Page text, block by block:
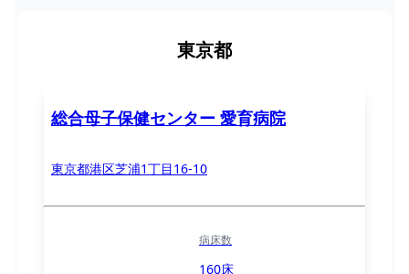
東京都
総合母子保健センター 愛育病院
東京都港区芝浦1丁目16-10
病床数
160床